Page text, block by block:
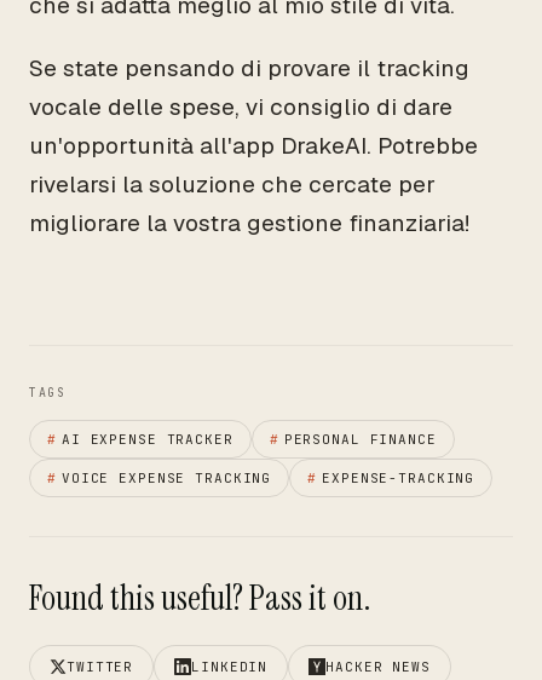
Se state pensando di provare il tracking
vocale delle spese, vi consiglio di dare
un'opportunità all'app DrakeAI. Potrebbe
rivelarsi la soluzione che cercate per
migliorare la vostra gestione finanziaria!
TAGS
# AI EXPENSE TRACKER # PERSONAL FINANCE
# VOICE EXPENSE TRACKING # EXPENSE-TRACKING
Found this useful? Pass it on.
TWITTER LINKEDIN HACKER NEWS